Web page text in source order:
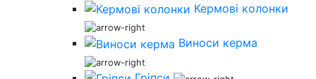
Кермові колонки
Виноси керма